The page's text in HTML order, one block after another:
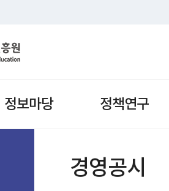
정보마당 정책연구
경영공시